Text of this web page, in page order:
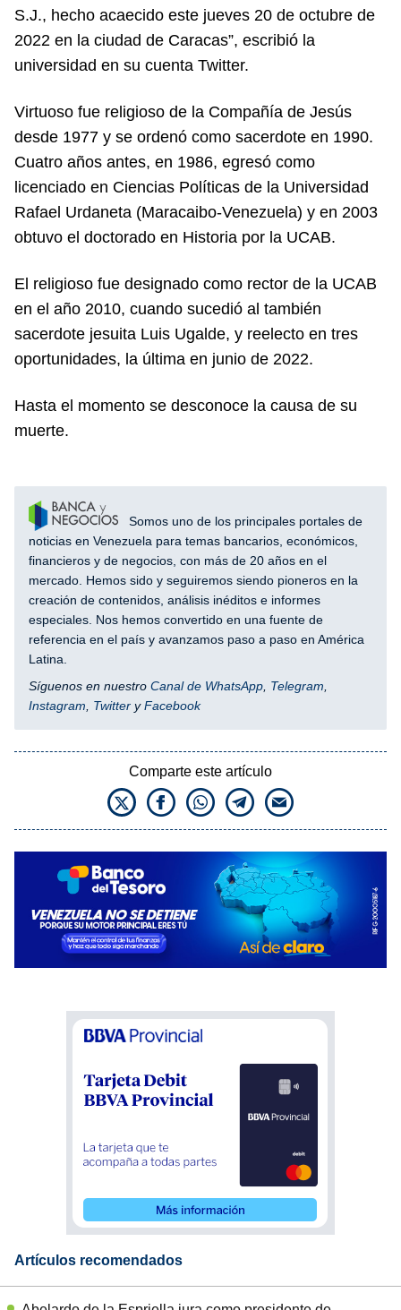
S.J., hecho acaecido este jueves 20 de octubre de
2022 en la ciudad de Caracas”, escribió la
universidad en su cuenta Twitter.
Virtuoso fue religioso de la Compañía de Jesús
desde 1977 y se ordenó como sacerdote en 1990.
Cuatro años antes, en 1986, egresó como
licenciado en Ciencias Políticas de la Universidad
Rafael Urdaneta (Maracaibo-Venezuela) y en 2003
obtuvo el doctorado en Historia por la UCAB.
El religioso fue designado como rector de la UCAB
en el año 2010, cuando sucedió al también
sacerdote jesuita Luis Ugalde, y reelecto en tres
oportunidades, la última en junio de 2022.
Hasta el momento se desconoce la causa de su
muerte.
Somos uno de los principales portales de
noticias en Venezuela para temas bancarios, económicos,
financieros y de negocios, con más de 20 años en el
mercado. Hemos sido y seguiremos siendo pioneros en la
creación de contenidos, análisis inéditos e informes
especiales. Nos hemos convertido en una fuente de
referencia en el país y avanzamos paso a paso en América
Latina.
Síguenos en nuestro Canal de WhatsApp Telegram
Instagram
Twitter yFacebook
Comparte este artículo
Artículos recomendados